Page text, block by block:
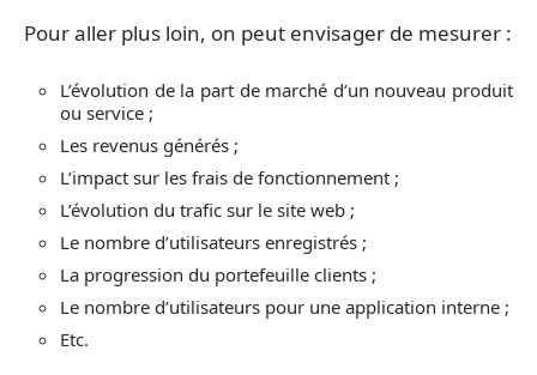
Pour aller plus loin, on peut envisager de mesurer :
L’évolution de la part de marché d’un nouveau produit
ou service ;
Les revenus générés ;
L’impact sur les frais de fonctionnement ;
L’évolution du trafic sur le site web ;
Le nombre d’utilisateurs enregistrés ;
La progression du portefeuille clients ;
Le nombre d’utilisateurs pour une application interne ;
Etc.